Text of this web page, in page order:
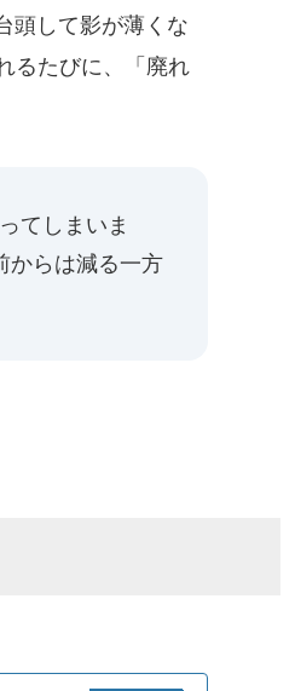
頭して影が薄くな
るたびに、「廃れ
てしまいま
からは減る一方